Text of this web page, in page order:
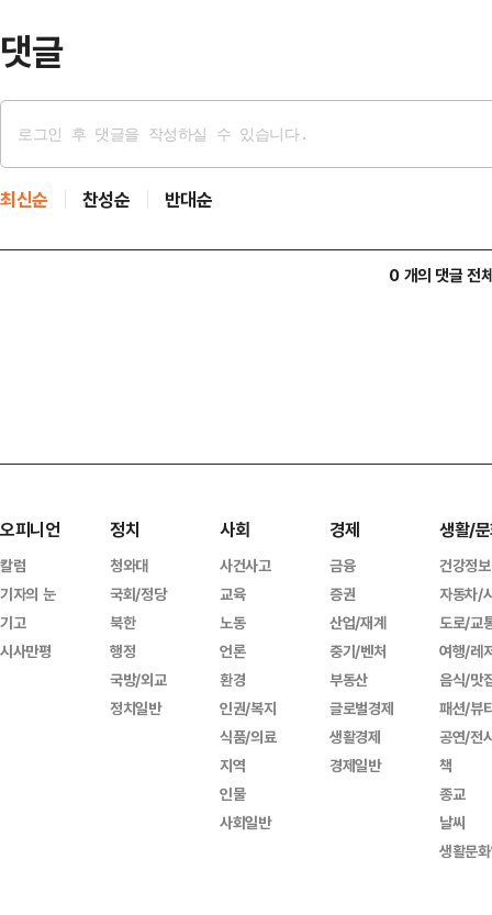
댓글
최신순 찬성순 반대순
0 개의 댓글 전
오피니언
칼럼
기자의 눈
기고
시사만평
정치
청와대
국회/정당
북한
행정
국방/외교
정치일반
사회
사건사고
교육
노동
언론
환경
인권/복지
식품/의료
지역
인물
사회일반
경제
금융
증권
산업/재계
중기/벤처
부동산
글로벌경제
생활경제
경제일반
생활/
건강정보
자동차/
도로/교
여행/레
음식/맛
패션/뷰
공연/전
책
종교
날씨
생활문